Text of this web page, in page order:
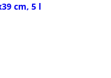
cm, 5 l